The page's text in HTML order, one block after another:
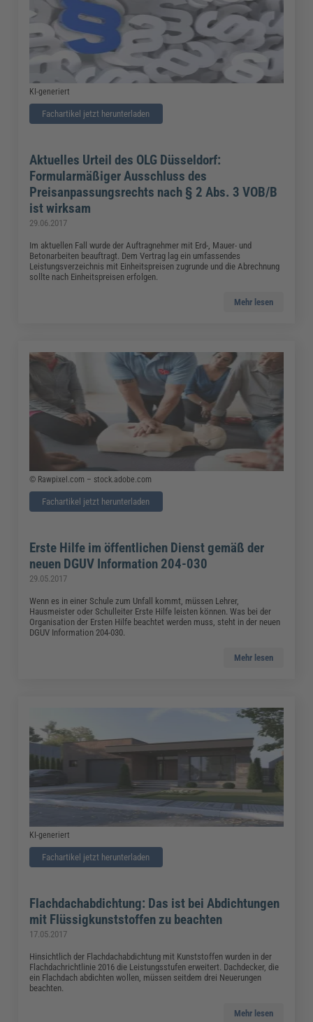
KI-generiert
Fachartikel jetzt herunterladen
Aktuelles Urteil des OLG Düsseldorf:
Formularmäßiger Ausschluss des
Preisanpassungsrechts nach § 2 Abs. 3 VOB/B
ist wirksam
29.06.2017
Im aktuellen Fall wurde der Auftragnehmer mit Erd-, Mauer- und
Betonarbeiten beauftragt. Dem Vertrag lag ein umfassendes
Leistungsverzeichnis mit Einheitspreisen zugrunde und die Abrechnung
sollte nach Einheitspreisen erfolgen.
Mehr lesen
© Rawpixel.com – stock.adobe.com
Fachartikel jetzt herunterladen
Erste Hilfe im öffentlichen Dienst gemäß der
neuen DGUV Information 204-030
29.05.2017
Wenn es in einer Schule zum Unfall kommt, müssen Lehrer,
Hausmeister oder Schulleiter Erste Hilfe leisten können. Was bei der
Organisation der Ersten Hilfe beachtet werden muss, steht in der neuen
DGUV Information 204-030.
Mehr lesen
KI-generiert
Fachartikel jetzt herunterladen
Flachdachabdichtung: Das ist bei Abdichtungen
mit Flüssigkunststoffen zu beachten
17.05.2017
Hinsichtlich der Flachdachabdichtung mit Kunststoffen wurden in der
Flachdachrichtlinie 2016 die Leistungsstufen erweitert. Dachdecker, die
ein Flachdach abdichten wollen, müssen seitdem drei Neuerungen
beachten.
Mehr lesen